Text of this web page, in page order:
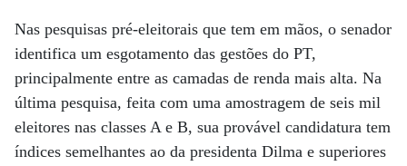
Nas pesquisas pré-eleitorais que tem em mãos, o senador
identifica um esgotamento das gestões do PT,
principalmente entre as camadas de renda mais alta. Na
última pesquisa, feita com uma amostragem de seis mil
eleitores nas classes A e B, sua provável candidatura tem
índices semelhantes ao da presidenta Dilma e superiores